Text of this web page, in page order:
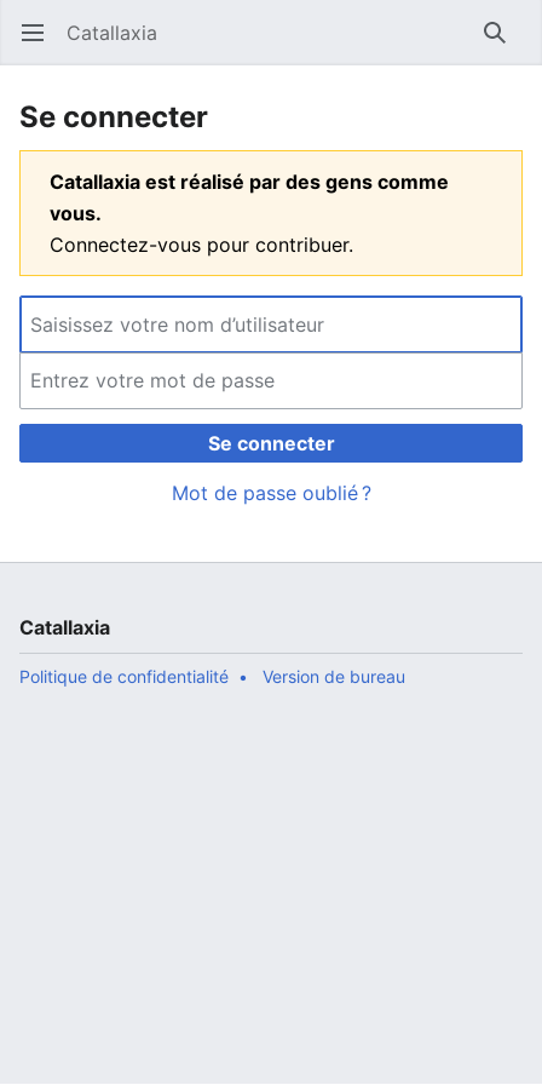
Ouvrir le menu principal Catallaxia
Se connecter
Catallaxia est réalisé par des gens comme
vous.
Connectez-vous pour contribuer.
Se connecter
Mot de passe oublié ?
Catallaxia
Politique de confidentialité Version de bureau